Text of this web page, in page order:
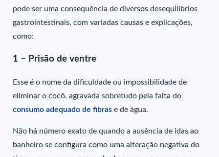
pode ser uma consequência de diversos desequilíbrios
gastrointestinais, com variadas causas e explicações,
como:
1 – Prisão de ventre
Esse é o nome da dificuldade ou impossibilidade de
eliminar o cocô, agravada sobretudo pela falta do
consumo adequado de fibras e de água.
Não há número exato de quando a ausência de idas ao
banheiro se configura como uma alteração negativa do